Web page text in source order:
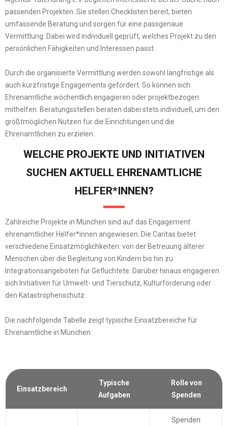
passenden Projekten. Sie stellen Checklisten bereit, bieten
umfassende Beratung und sorgen für eine passgenaue
Vermittlung. Dabei wird individuell geprüft, welches Projekt zu den
persönlichen Fähigkeiten und Interessen passt.
Durch die organisierte Vermittlung werden sowohl langfristige als
auch kurzfristige Engagements gefördert. So können sich
Ehrenamtliche wöchentlich engagieren oder projektbezogen
mithelfen. Beratungsstellen beraten dabei stets individuell, um den
größtmöglichen Nutzen für die Einrichtungen und die
Ehrenamtlichen zu erzielen.
WELCHE PROJEKTE UND INITIATIVEN
SUCHEN AKTUELL EHRENAMTLICHE
HELFER*INNEN?
Zahlreiche Projekte in München sind auf das Engagement
ehrenamtlicher Helfer*innen angewiesen. Die Caritas bietet
verschiedene Einsatzmöglichkeiten: von der Betreuung älterer
Menschen über die Begleitung von Kindern bis hin zu
Integrationsangeboten für Geflüchtete. Darüber hinaus engagieren
sich Initiativen für Umwelt- und Tierschutz, Kulturförderung oder
den Katastrophenschutz.
Die nachfolgende Tabelle zeigt typische Einsatzbereiche für
Ehrenamtliche in München:
Einsatzbereich
Typische
Aufgaben
Rolle von
Spenden
Spenden